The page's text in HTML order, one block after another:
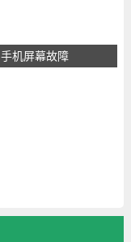
手机屏幕故障